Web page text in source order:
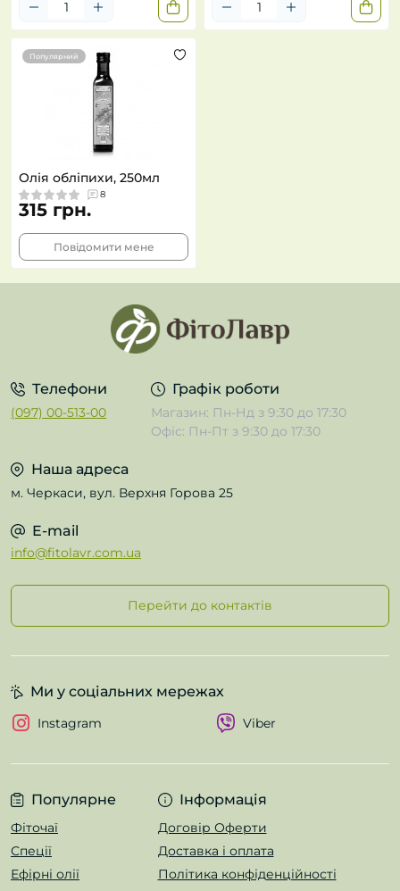
Популярний
Олія обліпихи, 250мл
8
315 грн.
Повідомити мене
Телефони
(097) 00-513-00
Графік роботи
Магазин: Пн-Нд з 9:30 до 17:30
Офіс: Пн-Пт з 9:30 до 17:30
Наша адреса
м. Черкаси, вул. Верхня Горова 25
E-mail
info@fitolavr.com.ua
Перейти до контактів
Популярне
Фіточаї
Спеції
Ефірні олії
Інформація
Договір Оферти
Доставка і оплата
Політика конфіденційності
Ми у соціальних мережах
Instagram Viber